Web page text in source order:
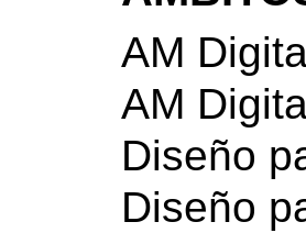
AM
AM
Diseño
Diseño